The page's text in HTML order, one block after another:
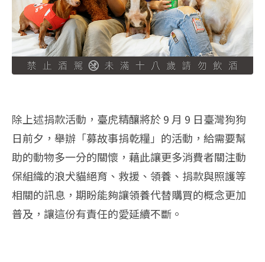
除上述捐款活動，臺虎精釀將於 9 月 9 日臺灣狗狗
日前夕，舉辦「募故事捐乾糧」的活動，給需要幫
助的動物多一分的關懷，藉此讓更多消費者關注動
保組織的浪犬貓絕育、救援、領養、捐款與照護等
相關的訊息，期盼能夠讓領養代替購買的概念更加
普及，讓這份有責任的愛延續不斷。